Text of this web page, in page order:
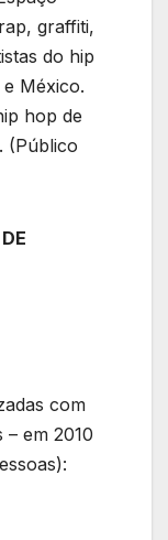
graffiti,
do hip
México.
hop de
(Público
com
em 2010